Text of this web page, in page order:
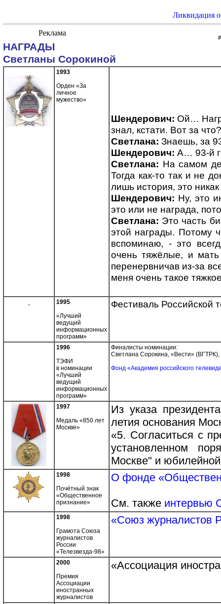
Ликвидация
НАГРАДЫ
Светланы Сорокиной
1993
Орден «За
личное
мужество»
Шендерович: Ой…
знал, кстати. Вот за что?
Светлана: Знаешь, за
Шендерович: А… 93-й
Светлана: На самом
Тогда как-то так и не
лишь история, это
Шендерович: Ну, это
это или не награда,
Светлана: Это часть
этой награды. Потому
вспоминаю, - это
очень тяжёлые, и
перенервничав из-за
меня очень такое
.
1995
«Лучший
ведущий
информационных
программ»
Фестиваль Российской
1996
ТЭФИ
в номинации
«Лучший
ведущий
информационных
программ»
Финалисты номинации:
Светлана Сорокина, «Вести»
Фонд «Академия российского
1997
Медаль «850 лет
Москве»
Из указа
летия основания
«5. Согласиться с
установленном
Москве" и
1998
Почётный знак
«Общественное
признание»
О фонде
См. также интервью
1998
Грамота Союза
журналистов
России
«Телезвезда-98»
«Союз журналистов
2000
Премия
Ассоциации
иностранных
журналистов
«Ассоциация